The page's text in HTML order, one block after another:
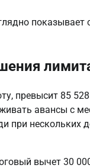
превысит 85
авансы с
при нескольких
вычет 30